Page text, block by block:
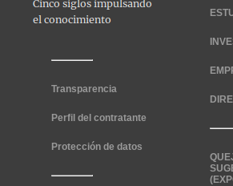
Transparencia
Perfil del contratante
Protección de datos